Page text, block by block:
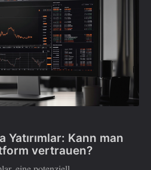
Yatırımlar: Kann man
vertrauen?